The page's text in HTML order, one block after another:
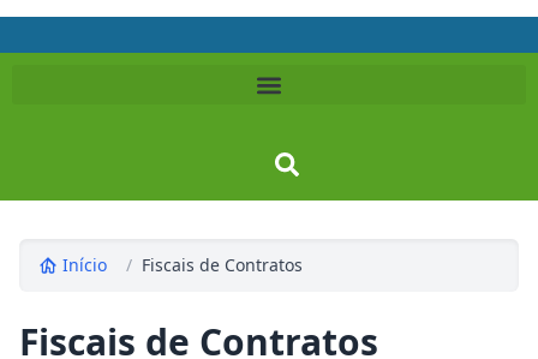
Início / Fiscais de Contratos
Fiscais de Contratos